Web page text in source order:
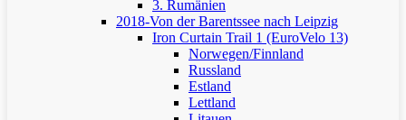
3. Rumänien
2018-Von der Barentssee nach Leipzig
Iron Curtain Trail 1 (EuroVelo 13)
Norwegen/Finnland
Russland
Estland
Lettland